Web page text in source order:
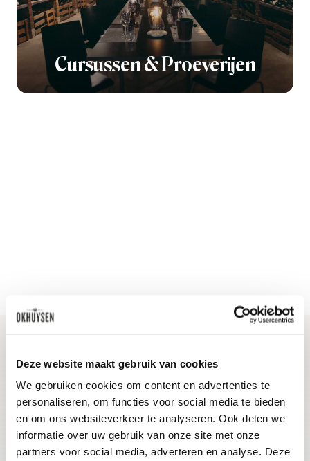
Deze website maakt gebruik van cookies
We gebruiken cookies om content en advertenties te
personaliseren, om functies voor social media te bieden
en om ons websiteverkeer te analyseren. Ook delen we
informatie over uw gebruik van onze site met onze
partners voor social media, adverteren en analyse. Deze
Cursussen & Proeverijen
Blijf op de hoogte
Ontvang het laatste wijnnieuws, proeverijen en
evenementen
E-mailadres